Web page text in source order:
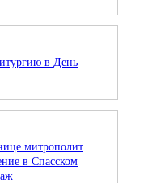
в День
митрополит
в Спасском